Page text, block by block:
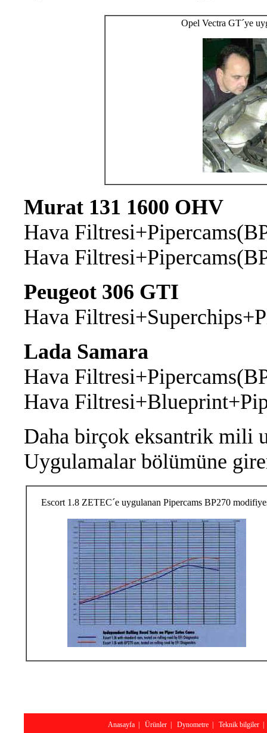
Opel Vectra GT´ye
Murat 131 1600 OHV
Hava
Hava
Peugeot 306 GTI
Hava
Lada Samara
Hava
Hava
Daha birçok eksantrik mili
Uygulamalar bölümüne
Escort 1.8 ZETEC´e uygulanan Pipercams BP270
Anasayfa| Ürünler| Dynometre| Teknik bilgiler